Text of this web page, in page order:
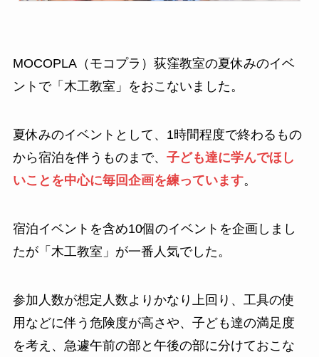
MOCOPLA（モコプラ）荻窪教室の夏休みのイベ
ントで「木工教室」をおこないました。
夏休みのイベントとして、1時間程度で終わるもの
から宿泊を伴うものまで、 子ども達に学んでほし
いことを中心に毎回企画を練っています。
宿泊イベントを含め10個のイベントを企画しまし
たが「木工教室」が一番人気でした。
参加人数が想定人数よりかなり上回り、工具の使
用などに伴う危険度が高さや、子ども達の満足度
を考え、急遽午前の部と午後の部に分けておこな